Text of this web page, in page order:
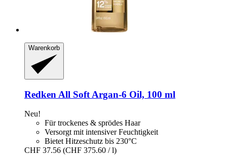
Warenkorb
Redken All Soft Argan-​6 Oil, 100 ml
Neu!
Für trockenes & sprödes Haar
Versorgt mit intensiver Feuchtigkeit
Bietet Hitzeschutz bis 230°C
CHF 37.56 (CHF 375.60 / l)